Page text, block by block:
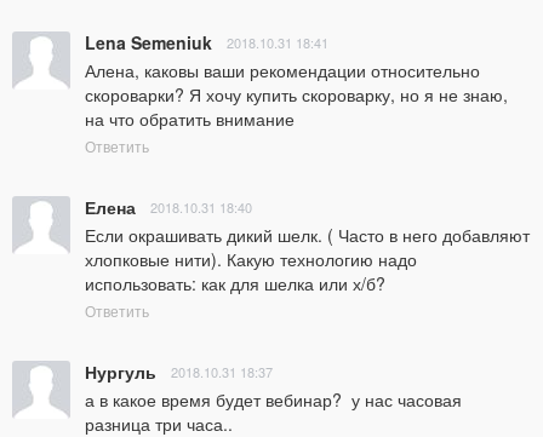
Lena Semeniuk 2018.10.31 18:41
Алена, каковы ваши рекомендации относительно
скороварки? Я хочу купить скороварку, но я не знаю,
на что обратить внимание
Ответить
Елена 2018.10.31 18:40
Если окрашивать дикий шелк. ( Часто в него добавляют
хлопковые нити). Какую технологию надо
использовать: как для шелка или х/б?
Ответить
Нургуль 2018.10.31 18:37
а в какое время будет вебинар?  у нас часовая
разница три часа..